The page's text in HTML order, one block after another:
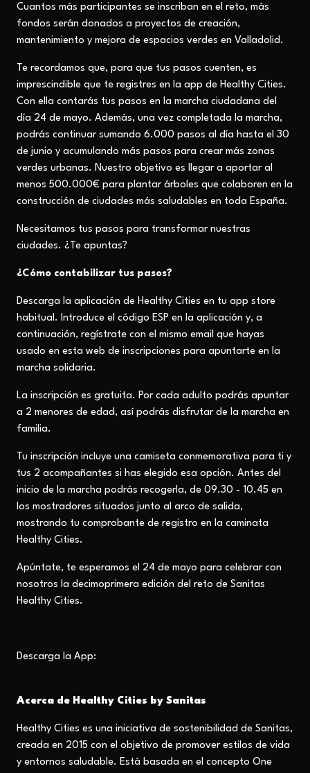
Cuantos más participantes se inscriban en el reto, más
fondos serán donados a proyectos de creación,
mantenimiento y mejora de espacios verdes en Valladolid.
Te recordamos que, para que tus pasos cuenten, es
imprescindible que te registres en la app de Healthy Cities.
Con ella contarás tus pasos en la marcha ciudadana del
día 24 de mayo. Además, una vez completada la marcha,
podrás continuar sumando 6.000 pasos al día hasta el 30
de junio y acumulando más pasos para crear más zonas
verdes urbanas. Nuestro objetivo es llegar a aportar al
menos 500.000€ para plantar árboles que colaboren en la
construcción de ciudades más saludables en toda España.
Necesitamos tus pasos para transformar nuestras
ciudades. ¿Te apuntas?
¿Cómo contabilizar tus pasos?
Descarga la aplicación de Healthy Cities en tu app store
habitual. Introduce el código ESP en la aplicación y, a
continuación, regístrate con el mismo email que hayas
usado en esta web de inscripciones para apuntarte en la
marcha solidaria.
La inscripción es gratuita. Por cada adulto podrás apuntar
a 2 menores de edad, así podrás disfrutar de la marcha en
familia.
Tu inscripción incluye una camiseta conmemorativa para ti y
tus 2 acompañantes si has elegido esa opción. Antes del
inicio de la marcha podrás recogerla, de 09.30 - 10.45 en
los mostradores situados junto al arco de salida,
mostrando tu comprobante de registro en la caminata
Healthy Cities.
Apúntate, te esperamos el 24 de mayo para celebrar con
nosotros la decimoprimera edición del reto de Sanitas
Healthy Cities.
Descarga la App:
Acerca de Healthy Cities by Sanitas
Healthy Cities es una iniciativa de sostenibilidad de Sanitas,
creada en 2015 con el objetivo de promover estilos de vida
y entornos saludable. Está basada en el concepto One